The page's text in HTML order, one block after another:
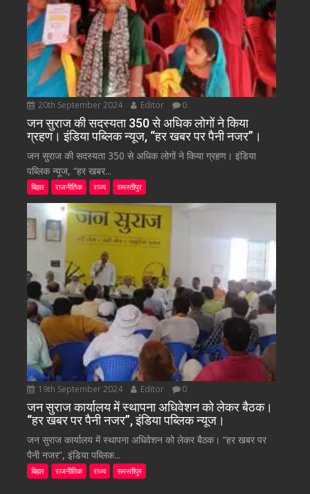
20th September 2024 Editor 0
जन सुराज की सदस्यता 350 से अधिक लोगों ने किया
ग्रहण। इंडिया पब्लिक न्यूज, “हर खबर पर पैनी नजर”।
जन सुराज की सदस्यता 350 से अधिक लोगों ने किया ग्रहण। इंडिया
पब्लिक न्यूज, “हर खबर...
बिहार राजनीतिक राज्य समस्तीपुर
19th September 2024 Editor 0
जन सुराज कार्यालय में स्थापना अधिवेशन को लेकर बैठक।
“हर खबर पर पैनी नजर”, इंडिया पब्लिक न्यूज।
जन सुराज कार्यालय में स्थापना अधिवेशन को लेकर बैठक। “हर खबर पर
पैनी नजर”, इंडिया पब्लिक...
बिहार राजनीतिक राज्य समस्तीपुर